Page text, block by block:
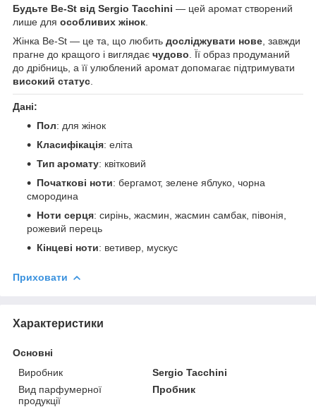
Будьте Be-St від Sergio Tacchini — цей аромат створений
лише для особливих жінок
Жінка Be-St — це та, що любить досліджувати нове , завжди
прагне до кращого і виглядає чудово . Її образ продуманий
до дрібниць, а її улюблений аромат допомагає підтримувати
високий статус
Дані:
Пол: для жінок
Класифікація: еліта
Тип аромату: квітковий
Початкові ноти: бергамот, зелене яблуко, чорна
смородина
Ноти серця: сирінь, жасмин, жасмин самбак, півонія,
рожевий перець
Кінцеві ноти: ветивер, мускус
Приховати
Характеристики
Основні
Виробник
Sergio Tacchini
Вид парфумерної
продукції
Пробник